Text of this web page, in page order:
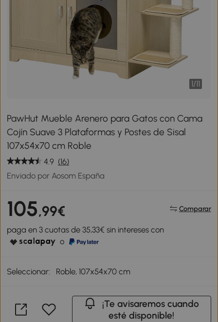
1/11
PawHut Mueble Arenero para Gatos con Cama
Cojín Suave 3 Plataformas y Postes de Sisal
107x54x70 cm Roble
4.9 (16)
Enviado por Aosom España
105,99€ Comparar
paga en 3 cuotas de 35,33€ sin intereses con
o
Seleccionar: Roble, 107x54x70 cm
¡Te avisaremos cuando
esté disponible!